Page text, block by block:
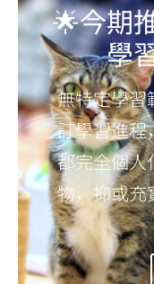
🌟今期
學
無特定學習
訂學習進程
都完全個人
物，抑或充